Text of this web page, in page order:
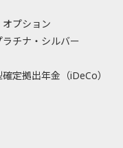
プション
ラチナ・シルバー
定拠出年金（iDeCo）